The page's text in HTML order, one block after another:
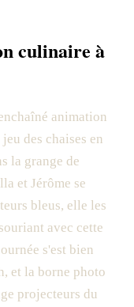
culinaire à
animation
des chaises en
la grange de
et Jérôme se
bleus, elle les
avec cette
s'est bien
et la borne photo
projecteurs du